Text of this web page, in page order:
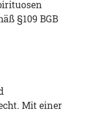
§109 BGB
Mit einer